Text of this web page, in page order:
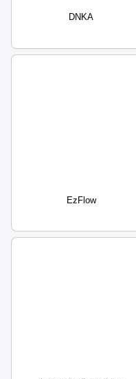
DNKA
EzFlow